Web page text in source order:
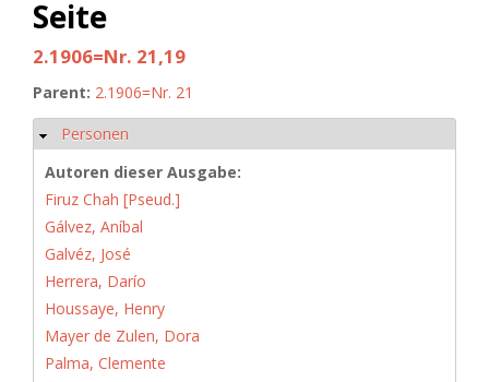
Seite
2.1906=Nr. 21,19
Parent: 2.1906=Nr. 21
Ausblenden
Personen
Autoren dieser Ausgabe:
Firuz Chah [Pseud.]
Gálvez, Aníbal
Galvéz, José
Herrera, Darío
Houssaye, Henry
Mayer de Zulen, Dora
Palma, Clemente